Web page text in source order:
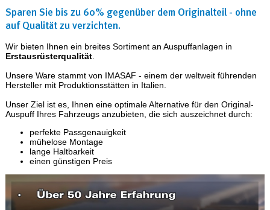
Sparen Sie bis zu 60% gegenüber dem Originalteil - ohne
auf Qualität zu verzichten.
Wir bieten Ihnen ein breites Sortiment an Auspuffanlagen in
Erstausrüsterqualität.
Unsere Ware stammt von IMASAF - einem der weltweit führenden
Hersteller mit Produktionsstätten in Italien.
Unser Ziel ist es, Ihnen eine optimale Alternative für den Original-
Auspuff Ihres Fahrzeugs anzubieten, die sich auszeichnet durch:
perfekte Passgenauigkeit
mühelose Montage
lange Haltbarkeit
einen günstigen Preis